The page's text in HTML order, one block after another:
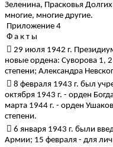
Зеленина, Прасковья
многие, многие другие.
Приложение 4
Ф а к т ы
 29 июля 1942 г.
новые ордена: Суворова 1,
степени; Александра
 8 февраля 1943 г. был
октября 1943 г. - орден
марта 1944 г. - орден
степени.
 6 января 1943 г. были
Армии; 15 февраля - для